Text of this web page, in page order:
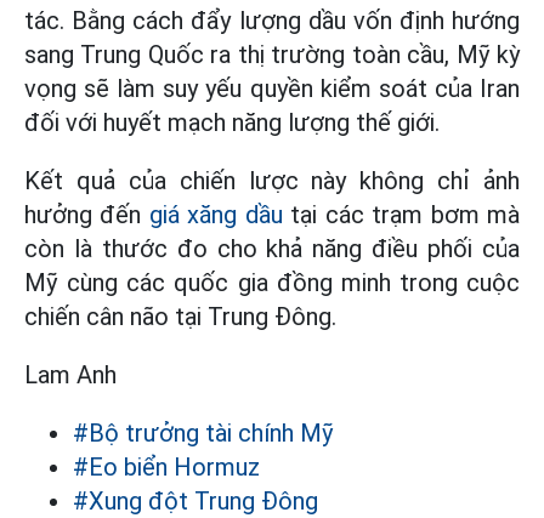
tác. Bằng cách đẩy lượng dầu vốn định hướng
sang Trung Quốc ra thị trường toàn cầu, Mỹ kỳ
vọng sẽ làm suy yếu quyền kiểm soát của Iran
đối với huyết mạch năng lượng thế giới.
Kết quả của chiến lược này không chỉ ảnh
hưởng đến giá xăng dầu tại các trạm bơm mà
còn là thước đo cho khả năng điều phối của
Mỹ cùng các quốc gia đồng minh trong cuộc
chiến cân não tại Trung Đông.
Lam Anh
#Bộ trưởng tài chính Mỹ
#Eo biển Hormuz
#Xung đột Trung Đông